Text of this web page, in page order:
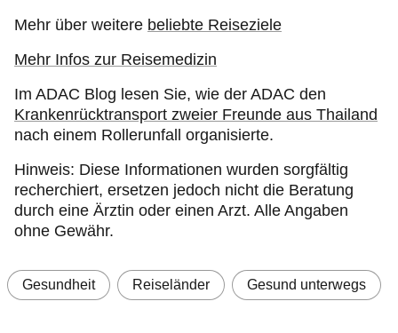
Mehr über weitere beliebte Reiseziele
Mehr Infos zur Reisemedizin
Im ADAC Blog lesen Sie, wie der ADAC den
Krankenrücktransport zweier Freunde aus Thailand
nach einem Rollerunfall organisierte.
Hinweis: Diese Informationen wurden sorgfältig
recherchiert, ersetzen jedoch nicht die Beratung
durch eine Ärztin oder einen Arzt. Alle Angaben
ohne Gewähr.
Gesundheit Reiseländer Gesund unterwegs